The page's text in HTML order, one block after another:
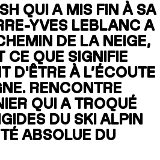
SLAP 92
UBAC 102
BÂTONS
QUI A MIS FIN À SA
YVES LEBLANC A
DE LA NEIGE,
CE QUE SIGNIFIE
D'ÊTRE À L’ÉCOUTE
RENCONTRE
QUI A TROQUÉ
DU SKI ALPIN
ABSOLUE DU